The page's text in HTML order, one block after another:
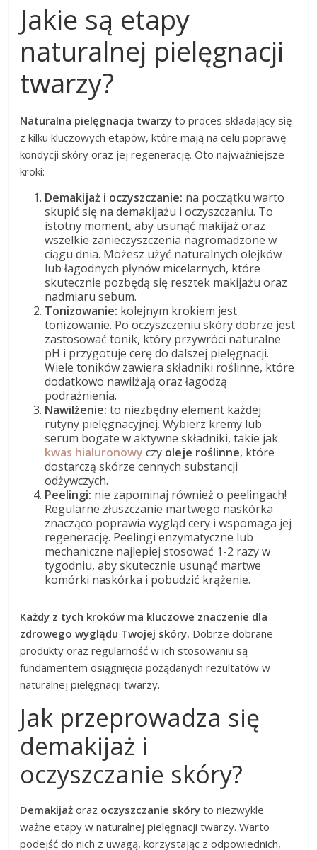
Jakie są etapy
naturalnej pielęgnacji
twarzy?
Naturalna pielęgnacja twarzy to proces składający się
z kilku kluczowych etapów, które mają na celu poprawę
kondycji skóry oraz jej regenerację. Oto najważniejsze
kroki:
Demakijaż i oczyszczanie: na początku warto
skupić się na demakijażu i oczyszczaniu. To
istotny moment, aby usunąć makijaż oraz
wszelkie zanieczyszczenia nagromadzone w
ciągu dnia. Możesz użyć naturalnych olejków
lub łagodnych płynów micelarnych, które
skutecznie pozbędą się resztek makijażu oraz
nadmiaru sebum.
Tonizowanie: kolejnym krokiem jest
tonizowanie. Po oczyszczeniu skóry dobrze jest
zastosować tonik, który przywróci naturalne
pH i przygotuje cerę do dalszej pielęgnacji.
Wiele toników zawiera składniki roślinne, które
dodatkowo nawilżają oraz łagodzą
podrażnienia.
Nawilżenie: to niezbędny element każdej
rutyny pielęgnacyjnej. Wybierz kremy lub
serum bogate w aktywne składniki, takie jak
kwas hialuronowy czy oleje roślinne, które
dostarczą skórze cennych substancji
odżywczych.
Peelingi: nie zapominaj również o peelingach!
Regularne złuszczanie martwego naskórka
znacząco poprawia wygląd cery i wspomaga jej
regenerację. Peelingi enzymatyczne lub
mechaniczne najlepiej stosować 1-2 razy w
tygodniu, aby skutecznie usunąć martwe
komórki naskórka i pobudzić krążenie.
Każdy z tych kroków ma kluczowe znaczenie dla
zdrowego wyglądu Twojej skóry. Dobrze dobrane
produkty oraz regularność w ich stosowaniu są
fundamentem osiągnięcia pożądanych rezultatów w
naturalnej pielęgnacji twarzy.
Jak przeprowadza się
demakijaż i
oczyszczanie skóry?
Demakijaż oraz oczyszczanie skóry to niezwykle
ważne etapy w naturalnej pielęgnacji twarzy. Warto
podejść do nich z uwagą, korzystając z odpowiednich,